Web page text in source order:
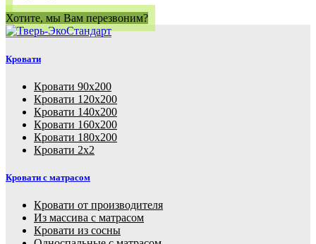
Хотите, мы Вам перезвоним?
Кровати
Кровати 90х200
Кровати 120х200
Кровати 140х200
Кровати 160х200
Кровати 180х200
Кровати 2х2
Кровати с матрасом
Кровати от производителя
Из массива с матрасом
Кровати из сосны